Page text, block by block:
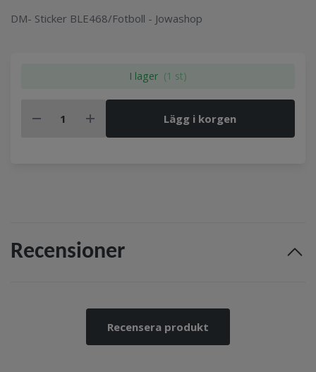
DM- Sticker BLE468/Fotboll - Jowashop
I lager (1 st)
Lägg i korgen
Recensioner
Recensera produkt